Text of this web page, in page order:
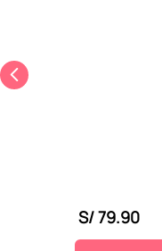
S/79.90